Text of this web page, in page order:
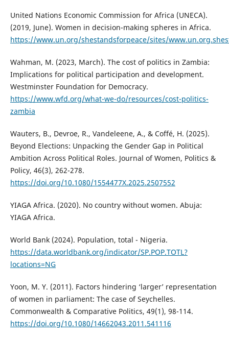
United Nations Economic Commission for Africa (UNECA).
(2019, June). Women in decision-making spheres in Africa.
https://www.un.org/shestandsforpeace/sites/
Wahman, M. (2023, March). The cost of politics in Zambia:
Implications for political participation and development.
Westminster Foundation for Democracy.
https://www.wfd.org/what-we-do/resources/cost-politics-
zambia
Wauters, B., Devroe, R., Vandeleene, A., & Coffé, H. (2025).
Beyond Elections: Unpacking the Gender Gap in Political
Ambition Across Political Roles. Journal of Women, Politics &
Policy, 46(3), 262-278.
https://doi.org/10.1080/1554477X.2025.2507552
YIAGA Africa. (2020). No country without women. Abuja:
YIAGA Africa.
World Bank (2024). Population, total - Nigeria.
https://data.worldbank.org/indicator/SP.POP.TOTL?
locations=NG
Yoon, M. Y. (2011). Factors hindering ‘larger’ representation
of women in parliament: The case of Seychelles.
Commonwealth & Comparative Politics, 49(1), 98-114.
https://doi.org/10.1080/14662043.2011.541116